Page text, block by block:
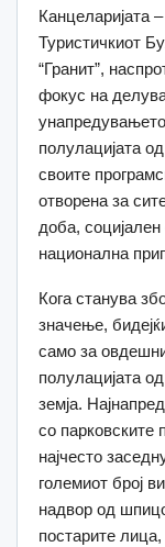
Канцеларијата
Туристичкиот
“Гранит”,
фокус на
полулацијата
своите
отворена за
доба,
национална
Кога станува
значење,
само за
полулацијата
земја.
со парковските
најчесто
големиот број
надвор од
постарите